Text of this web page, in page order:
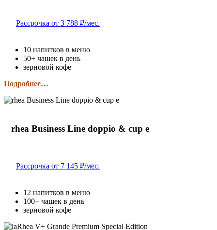
Рассрочка от 3 788 ₽/мес.
10 напитков в меню
50+ чашек в день
зерновой кофе
Подробнее…
rhea Business Line doppio & cup e
Рассрочка от 7 145 ₽/мес.
12 напитков в меню
100+ чашек в день
зерновой кофе